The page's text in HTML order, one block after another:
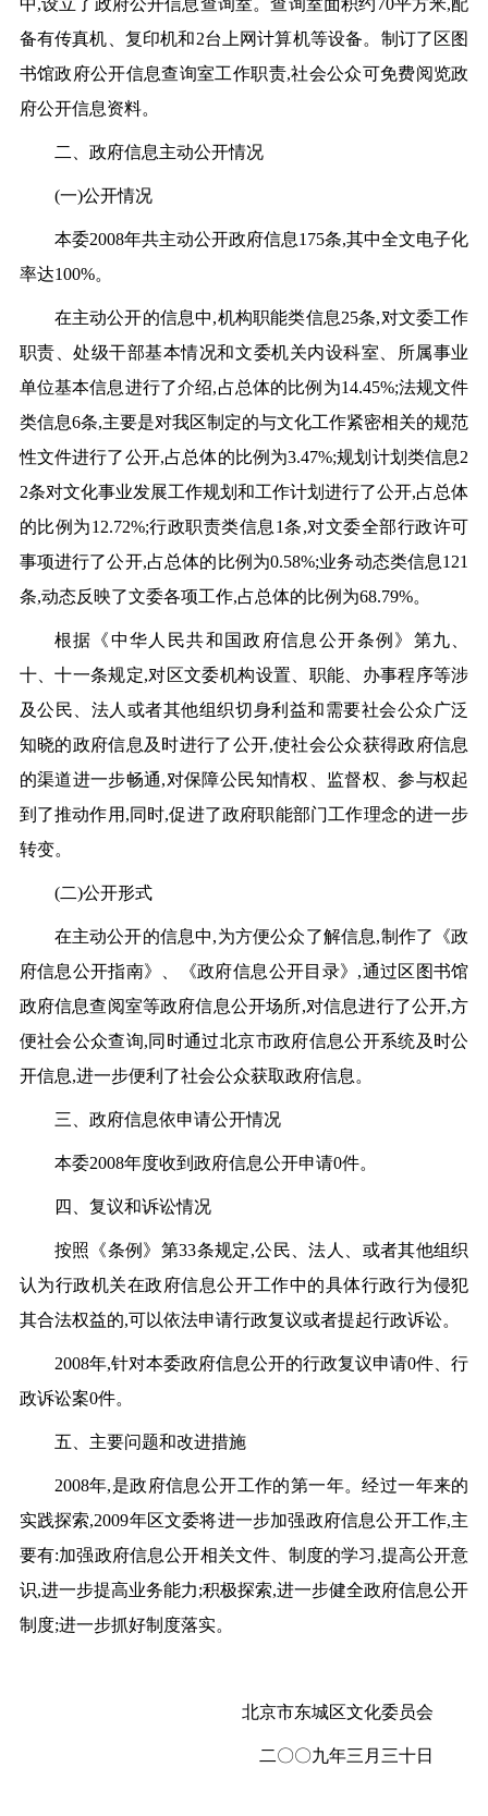
备有传真机、复印机和2台上网计算机等设备。制订了区图
书馆政府公开信息查询室工作职责,社会公众可免费阅览政
府公开信息资料。
二、政府信息主动公开情况
(一)公开情况
本委2008年共主动公开政府信息175条,其中全文电子化
率达100%。
在主动公开的信息中,机构职能类信息25条,对文委工作
职责、处级干部基本情况和文委机关内设科室、所属事业
单位基本信息进行了介绍,占总体的比例为14.45%;法规文件
类信息6条,主要是对我区制定的与文化工作紧密相关的规范
性文件进行了公开,占总体的比例为3.47%;规划计划类信息2
2条对文化事业发展工作规划和工作计划进行了公开,占总体
的比例为12.72%;行政职责类信息1条,对文委全部行政许可
事项进行了公开,占总体的比例为0.58%;业务动态类信息121
条,动态反映了文委各项工作,占总体的比例为68.79%。
根据《中华人民共和国政府信息公开条例》第九、
十、十一条规定,对区文委机构设置、职能、办事程序等涉
及公民、法人或者其他组织切身利益和需要社会公众广泛
知晓的政府信息及时进行了公开,使社会公众获得政府信息
的渠道进一步畅通,对保障公民知情权、监督权、参与权起
到了推动作用,同时,促进了政府职能部门工作理念的进一步
转变。
(二)公开形式
在主动公开的信息中,为方便公众了解信息,制作了《政
府信息公开指南》、《政府信息公开目录》,通过区图书馆
政府信息查阅室等政府信息公开场所,对信息进行了公开,方
便社会公众查询,同时通过北京市政府信息公开系统及时公
开信息,进一步便利了社会公众获取政府信息。
三、政府信息依申请公开情况
本委2008年度收到政府信息公开申请0件。
四、复议和诉讼情况
按照《条例》第33条规定,公民、法人、或者其他组织
认为行政机关在政府信息公开工作中的具体行政行为侵犯
其合法权益的,可以依法申请行政复议或者提起行政诉讼。
2008年,针对本委政府信息公开的行政复议申请0件、行
政诉讼案0件。
五、主要问题和改进措施
2008年,是政府信息公开工作的第一年。经过一年来的
实践探索,2009年区文委将进一步加强政府信息公开工作,主
要有:加强政府信息公开相关文件、制度的学习,提高公开意
识,进一步提高业务能力;积极探索,进一步健全政府信息公开
制度;进一步抓好制度落实。
北京市东城区文化委员会
二〇〇九年三月三十日